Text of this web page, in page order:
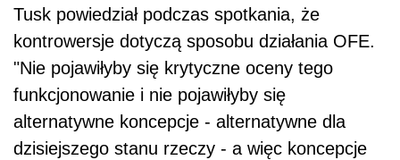
Tusk powiedział podczas spotkania, że
kontrowersje dotyczą sposobu działania OFE.
"Nie pojawiłyby się krytyczne oceny tego
funkcjonowanie i nie pojawiłyby się
alternatywne koncepcje - alternatywne dla
dzisiejszego stanu rzeczy - a więc koncepcje